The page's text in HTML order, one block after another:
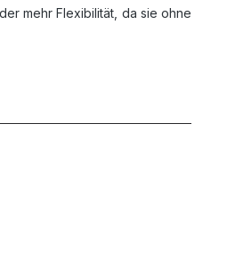
mehr Flexibilität, da sie ohne